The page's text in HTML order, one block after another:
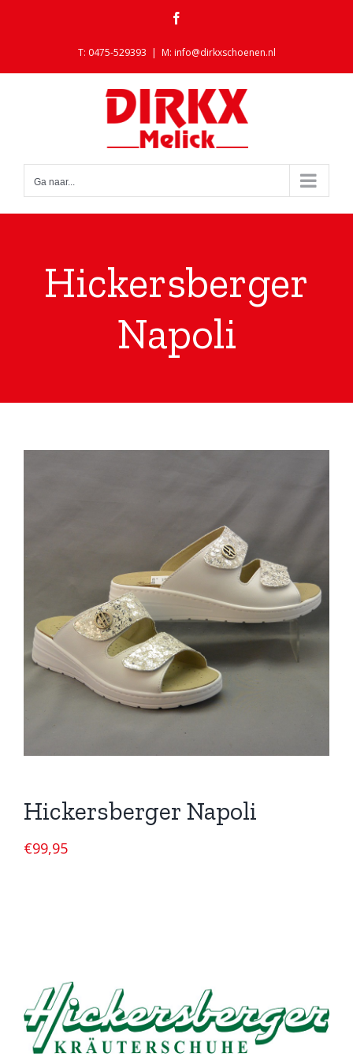
T: 0475-529393 | M: info@dirkxschoenen.nl
Ga naar...
Hickersberger
Napoli
Hickersberger Napoli
€99,95